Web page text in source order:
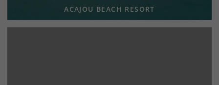
ACAJOU BEACH RESORT